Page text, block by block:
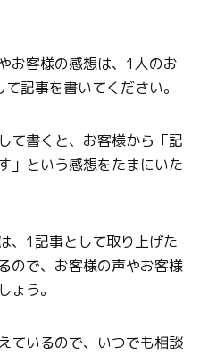
お客様の感想は、1人のお
記事を書いてください。
て書くと、お客様から「記
」という感想をたまにいた
、1記事として取り上げた
ので、お客様の声やお客様
ょう。
ているので、いつでも相談